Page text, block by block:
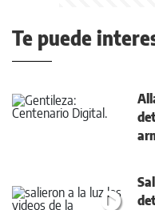
Te puede